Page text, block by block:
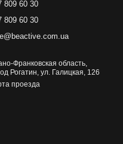
809 60 30
809 60 30
Франковская область,
Рогатин, ул. Галицкая, 126
проезда